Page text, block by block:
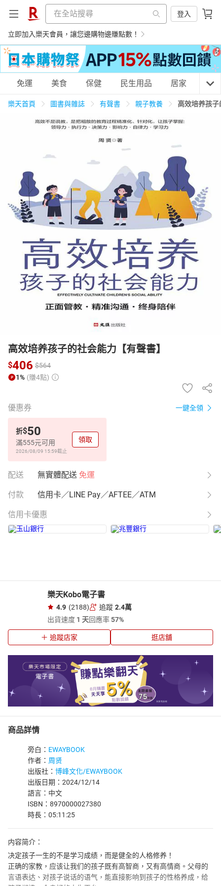
登入
立即加入樂天會員，讓您邊購物邊賺點數！
購物網分類
居家生活 運動休閒 親子玩具
女裝 男裝 化妝保養 情趣用品
日本購物 電子/紙本書
HOT
免運 美食 保健 民生用品 居家 3C
樂天首頁 圖書與雜誌 有聲書 親子教養 高效培养孩
高效培养孩子的社会能力【有聲書】
$406 $564
1% (賺4點)
優惠券 一鍵全領
折$50
滿555元可用
2026/08/09 15:59截止
領取
配送 無實體配送 免運
付款 信用卡／LINE Pay／AFTEE／ATM
信用卡優惠
樂天Kobo電子書
4.9 (2188) 追蹤 2.4萬
出貨速度 1 天回應率57%
追蹤店家 逛店舖
商品詳情
旁白： EWAYBOOK
作者： 周贤
出版社： 博峰文化/EWAYBOOK
出版日期：2024/12/14
語言：中文
ISBN：8970000027380
時長：05:11:25
内容简介：
决定孩子一生的不是学习成绩，而是健全的人格修养！
正确的家教，应该让我们的孩子既有高智商，又有高情商。父母的
言语表达、对孩子说话的语气，能直接影响到孩子的性格养成，给